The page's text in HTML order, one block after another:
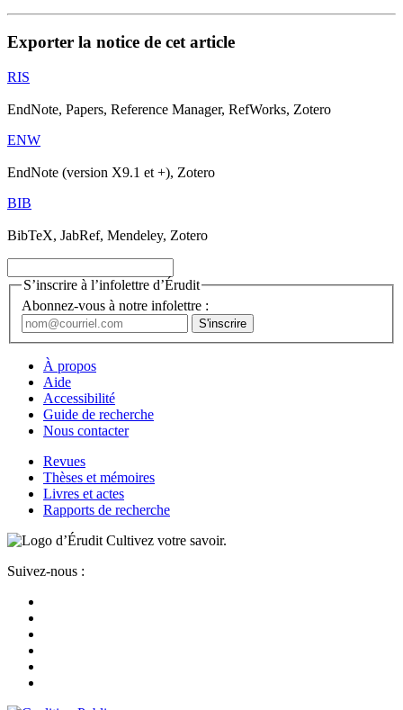
Exporter la notice de cet article
RIS
EndNote, Papers, Reference Manager, RefWorks, Zotero
ENW
EndNote (version X9.1 et +), Zotero
BIB
BibTeX, JabRef, Mendeley, Zotero
S’inscrire à l’infolettre d’Érudit
Abonnez-vous à notre infolettre :
À propos
Aide
Accessibilité
Guide de recherche
Nous contacter
Revues
Thèses et mémoires
Livres et actes
Rapports de recherche
Cultivez votre savoir.
Suivez-nous :